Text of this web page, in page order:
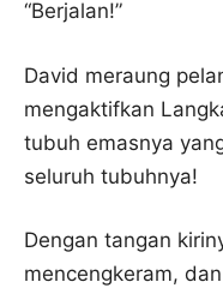
“Berjalan!”
David meraung
mengaktifkan
tubuh emasnya
seluruh tubuhnya!
Dengan tangan
mencengkeram,